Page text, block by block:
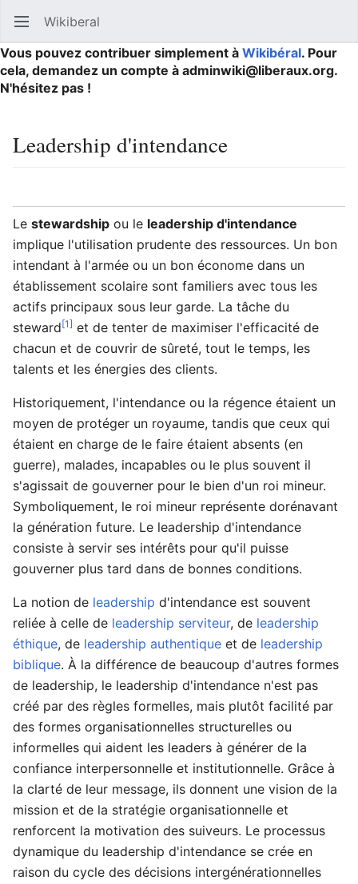
Ouvrir le menu principal Wikiberal
Vous pouvez contribuer simplement à Wikibéral. Pour
cela, demandez un compte à adminwiki@liberaux.org.
N'hésitez pas !
Leadership d'intendance
Le stewardship ou le leadership d'intendance
implique l'utilisation prudente des ressources. Un bon
intendant à l'armée ou un bon économe dans un
établissement scolaire sont familiers avec tous les
actifs principaux sous leur garde. La tâche du
steward[1] et de tenter de maximiser l'efficacité de
chacun et de couvrir de sûreté, tout le temps, les
talents et les énergies des clients.
Historiquement, l'intendance ou la régence étaient un
moyen de protéger un royaume, tandis que ceux qui
étaient en charge de le faire étaient absents (en
guerre), malades, incapables ou le plus souvent il
s'agissait de gouverner pour le bien d'un roi mineur.
Symboliquement, le roi mineur représente dorénavant
la génération future. Le leadership d'intendance
consiste à servir ses intérêts pour qu'il puisse
gouverner plus tard dans de bonnes conditions.
La notion de leadership d'intendance est souvent
reliée à celle de leadership serviteur, de leadership
éthique, de leadership authentique et de leadership
biblique. À la différence de beaucoup d'autres formes
de leadership, le leadership d'intendance n'est pas
créé par des règles formelles, mais plutôt facilité par
des formes organisationnelles structurelles ou
informelles qui aident les leaders à générer de la
confiance interpersonnelle et institutionnelle. Grâce à
la clarté de leur message, ils donnent une vision de la
mission et de la stratégie organisationnelle et
renforcent la motivation des suiveurs. Le processus
dynamique du leadership d'intendance se crée en
raison du cycle des décisions intergénérationnelles